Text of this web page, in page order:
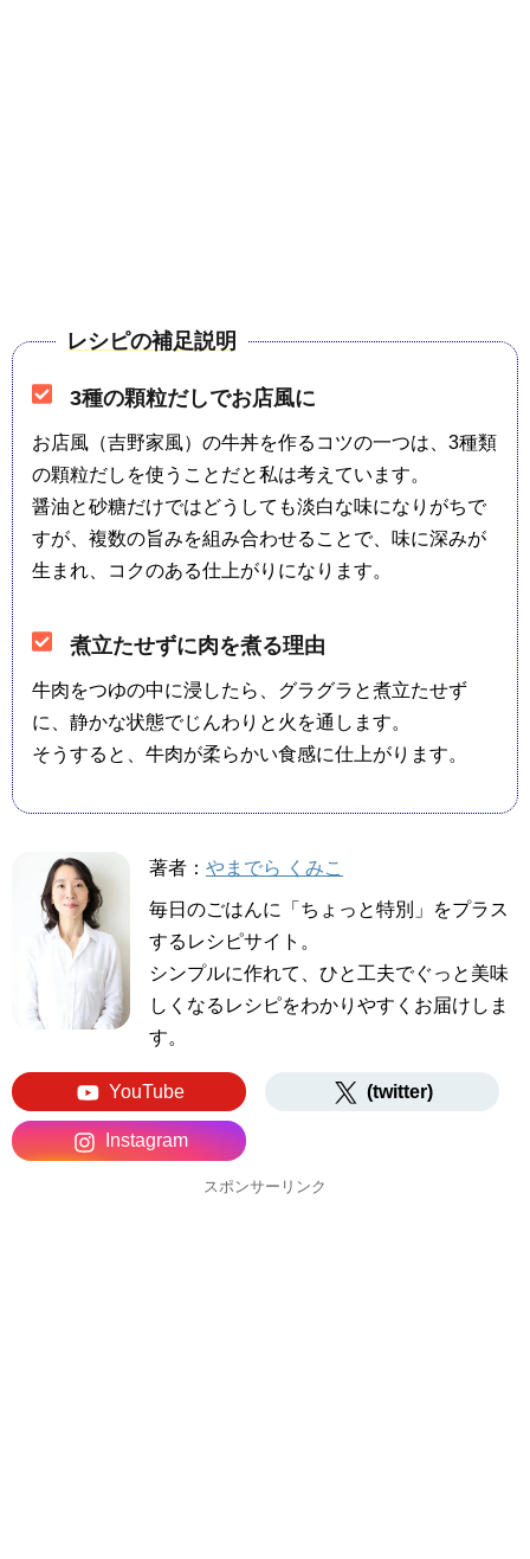
レシピの補足説明
3種の顆粒だしでお店風に
お店風（吉野家風）の牛丼を作るコツの一つは、3種類
の顆粒だしを使うことだと私は考えています。
醤油と砂糖だけではどうしても淡白な味になりがちで
すが、複数の旨みを組み合わせることで、味に深みが
生まれ、コクのある仕上がりになります。
煮立たせずに肉を煮る理由
牛肉をつゆの中に浸したら、グラグラと煮立たせず
に、静かな状態でじんわりと火を通します。
そうすると、牛肉が柔らかい食感に仕上がります。
著者： やまでら くみこ
毎日のごはんに「ちょっと特別」をプラス
するレシピサイト。
シンプルに作れて、ひと工夫でぐっと美味
しくなるレシピをわかりやすくお届けしま
す。
YouTube (twitter)
Instagram
スポンサーリンク